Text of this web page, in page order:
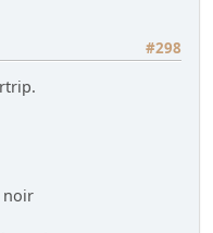
#298
noir